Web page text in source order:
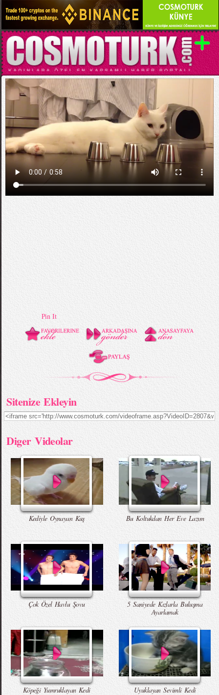
Kategori:EĞLENCELİ VİDEOLAR
Süper Kedi
Pin It
Sitenize Ekleyin
Diger Videolar
Kediyle Oynayan Kuş Bu Koltukdan Her Eve Lazım
Çok Özel Havlu Şovu
5 Saniyede Kızlarla Buluşma
Ayarlamak
Köpeği Yumruklayan Kedi Uyuklayan Sevimli Kedi